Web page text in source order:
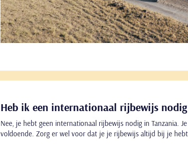
Heb ik een internationaal rijbewijs
Nee, je hebt geen internationaal rijbewijs nodig in Tanzania.
voldoende. Zorg er wel voor dat je je rijbewijs altijd bij je hebt